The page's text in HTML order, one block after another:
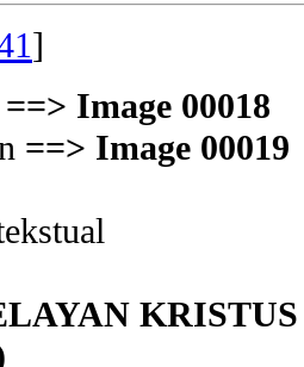
]
==> Image 00018
==> Image 00019
KRISTUS